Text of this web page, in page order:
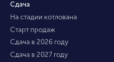
Сдача
На стадии котлована
Старт продаж
Сдача в 2026 году
Сдача в 2027 году